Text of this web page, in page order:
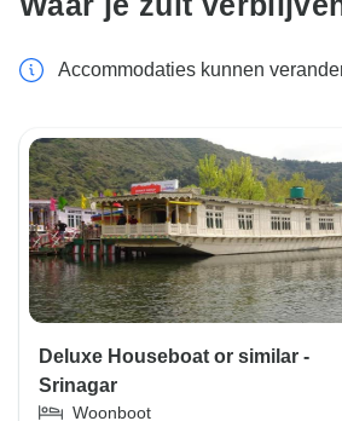
Accommodaties kunnen
Deluxe Houseboat or similar -
Srinagar
Woonboot